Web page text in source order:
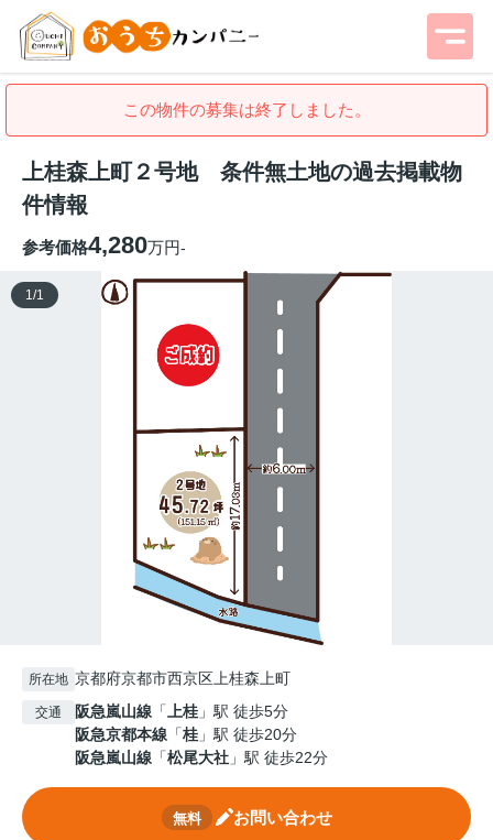
この物件の募集は終了しました。
上桂森上町２号地 条件無土地の過去掲載物
件情報
参考価格4,280万円-
1 /1
所在地 京都府京都市西京区上桂森上町
交通 阪急嵐山線 「 上桂 」駅 徒歩5分
阪急京都本線 「桂 」駅 徒歩20分
阪急嵐山線 「松尾大社 」駅 徒歩22分
無料 お問い合わせ